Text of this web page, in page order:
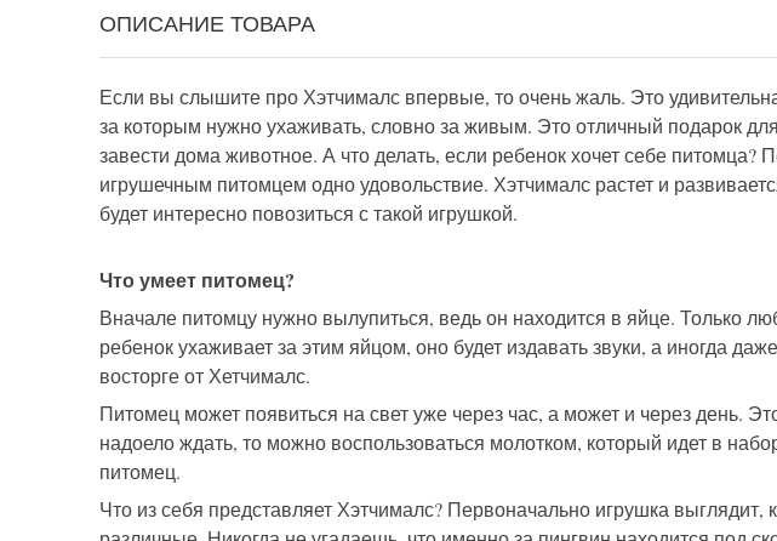
ОПИСАНИЕ ТОВАРА
Если вы слышите про Хэтчималс впервые, то очень жаль. Это
за которым нужно ухаживать, словно за живым. Это отличный подарок
завести дома животное. А что делать, если ребенок хочет себе питомца?
игрушечным питомцем одно удовольствие. Хэтчималс растет и
будет интересно повозиться с такой игрушкой.
Что умеет питомец?
Вначале питомцу нужно вылупиться, ведь он находится в яйце. Только
ребенок ухаживает за этим яйцом, оно будет издавать звуки, а иногда
восторге от Хетчималс.
Питомец может появиться на свет уже через час, а может и через день.
надоело ждать, то можно воспользоваться молотком, который идет в
питомец.
Что из себя представляет Хэтчималс? Первоначально игрушка